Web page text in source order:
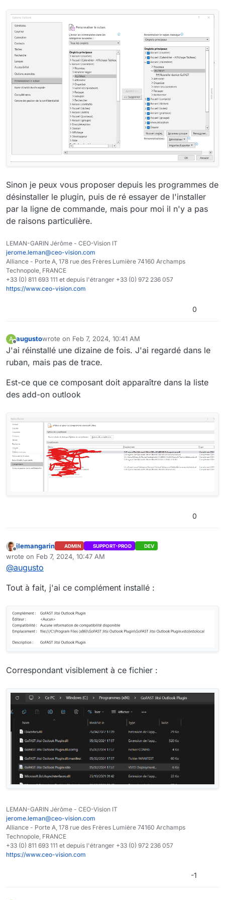
Sinon je peux vous proposer depuis les programmes de
désinstaller le plugin, puis de ré essayer de l'installer
par la ligne de commande, mais pour moi il n'y a pas
de raisons particulière.
LEMAN-GARIN Jérôme - CEO-Vision IT
jerome.leman@ceo-vision.com
Alliance - Porte A, 178 rue des Frères Lumière 74160 Archamps
Technopole, FRANCE
+33 (0) 811 693 111 et depuis l'étranger +33 (0) 972 236 057
https://www.ceo-vision.com
0
A
Offline
augustowrote on Feb 7, 2024, 10:41 AM
last edited by
J'ai réinstallé une dizaine de fois. J'ai regardé dans le
ruban, mais pas de trace.
Est-ce que ce composant doit apparaître dans la liste
des add-on outlook
0
Offline
jlemangarin ADMIN SUPPORT-PROD DEV
wrote on Feb 7, 2024, 10:47 AM
last edited by
@augusto
Tout à fait, j'ai ce complément installé :
Correspondant visiblement à ce fichier :
LEMAN-GARIN Jérôme - CEO-Vision IT
jerome.leman@ceo-vision.com
Alliance - Porte A, 178 rue des Frères Lumière 74160 Archamps
Technopole, FRANCE
+33 (0) 811 693 111 et depuis l'étranger +33 (0) 972 236 057
https://www.ceo-vision.com
-1